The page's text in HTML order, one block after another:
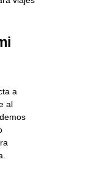
a
al